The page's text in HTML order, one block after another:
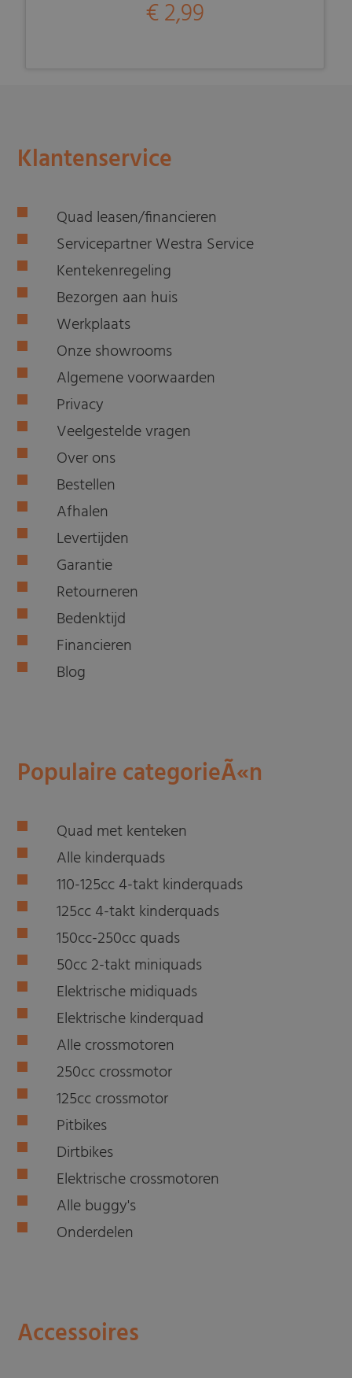
€ 2,99
Klantenservice
Quad leasen/financieren
Servicepartner Westra Service
Kentekenregeling
Bezorgen aan huis
Werkplaats
Onze showrooms
Algemene voorwaarden
Privacy
Veelgestelde vragen
Over ons
Bestellen
Afhalen
Levertijden
Garantie
Retourneren
Bedenktijd
Financieren
Blog
Populaire categorieÃ«n
Quad met kenteken
Alle kinderquads
110-125cc 4-takt kinderquads
125cc 4-takt kinderquads
150cc-250cc quads
50cc 2-takt miniquads
Elektrische midiquads
Elektrische kinderquad
Alle crossmotoren
250cc crossmotor
125cc crossmotor
Pitbikes
Dirtbikes
Elektrische crossmotoren
Alle buggy's
Onderdelen
Accessoires